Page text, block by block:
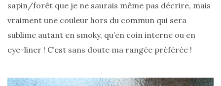
(9)
sapin/forêt que je ne saurais même pas décrire, mais
vraiment une couleur hors du commun qui sera
sublime autant en smoky, qu’en coin interne ou en
eye-liner ! C’est sans doute ma rangée préférée !